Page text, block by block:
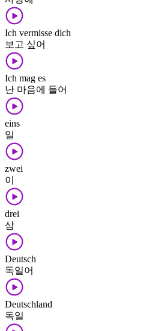
Ich vermisse dich
보고 싶어
Ich mag es
난 마음에 들어
eins
일
zwei
이
drei
삼
Deutsch
독일어
Deutschland
독일